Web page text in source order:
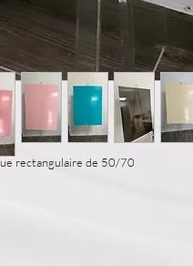
rectangulaire de 50/70